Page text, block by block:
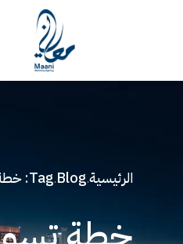
الرئيسية.
Blog
.Tag: خطة تسويق موقع الكتروني